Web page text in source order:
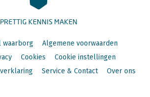
PRETTIG KENNIS MAKEN
waarborg
Algemene voorwaarden
Cookies
Cookie instellingen
Service & Contact Over ons